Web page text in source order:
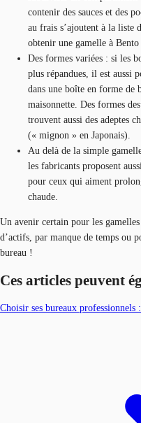
contenir des sauces et des
au frais s’ajoutent à la liste
obtenir une gamelle à Bento
Des formes variées : si les
plus répandues, il est aussi
dans une boîte en forme de
maisonnette. Des formes
trouvent aussi des adeptes
(« mignon » en Japonais).
Au delà de la simple
les fabricants proposent
pour ceux qui aiment
chaude.
Un avenir certain pour les
d’actifs, par manque de temps ou
bureau !
Ces articles peuvent
Choisir ses bureaux